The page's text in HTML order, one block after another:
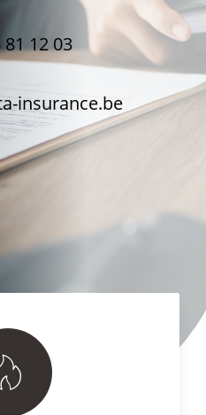
12 03
insurance.be